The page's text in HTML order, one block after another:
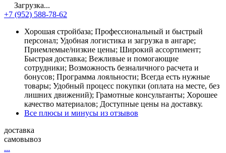
Загрузка...
+7 (952) 588-78-62
Хорошая стройбаза; Профессиональный и быстрый
персонал; Удобная логистика и загрузка в ангаре;
Приемлемые/низкие цены; Широкий ассортимент;
Быстрая доставка; Вежливые и помогающие
сотрудники; Возможность безналичного расчета и
бонусов; Программа лояльности; Всегда есть нужные
товары; Удобный процесс покупки (оплата на месте, без
лишних движений); Грамотные консультанты; Хорошее
качество материалов; Доступные цены на доставку.
Все плюсы и минусы из отзывов
доставка
самовывоз
...